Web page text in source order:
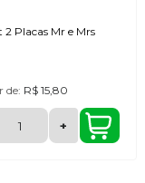
2 Placas Mr e Mrs
de: R$ 15,80
+